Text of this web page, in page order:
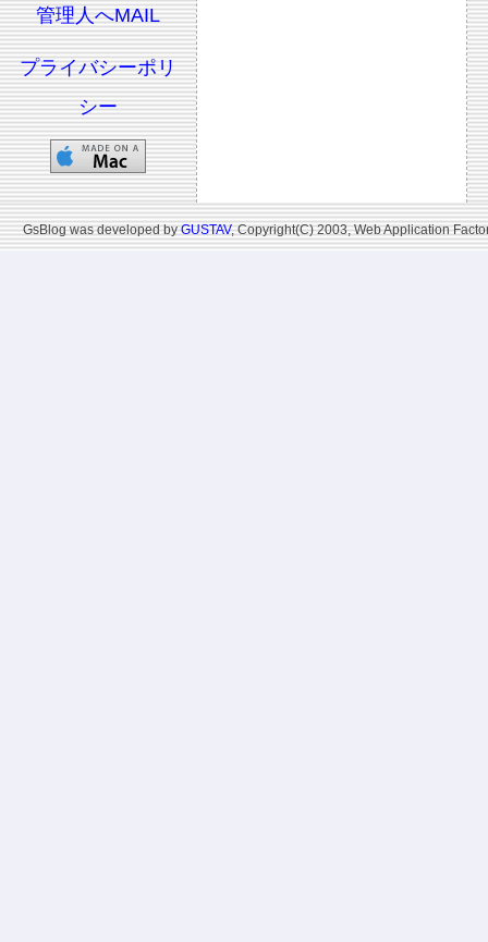
管理人へMAIL
プライバシーポリ
シー
GsBlog was developed byGUSTAV, Copyright(C) 2003, Web Application